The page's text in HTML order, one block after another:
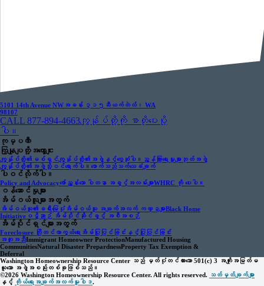
5101 14th Avenue NW အခန်း ၃၁၅ ဆီယက်တဲလ်၊ WA
98107
CALL 877-894-4663ကျွန်ုပ်တို့ကို စာတိုပေးပို့
ပါ။
ကုမ္ပဏီ
ကြှနျုပျတို့အကွောငျး
ကျွန်ုပ်တို့၏မစ်ရှင်ကျွန်ုပ်တို့၏အဖွဲ့နှင့်တွေ့ဆုံပါ။
ညွှန်ကြားရေးမှုးများဘုတ်အဖွဲ့
ကျွန်ုပ်တို့၏အဖွဲ့သို့ဝင်ရောက်ပါ။ ဖောက်သည်သက်သေခံချက်
ပါဝင်လိုက်ပါ။
Policy and Advocacyဖော်ညွှန်းသော ပါတနာ အခွင့်အလမ်းများWHRC ကို ပေးပါ။
ဝန်ဆောင်မှုများ
အိမ်ဝယ်သူများအတွက်
အိမ်ဝယ်သူ၏ခရီးမြေပုံအိမ်ဝယ်သူ အချက်အလက် ကဏ္ဍများBlack Home
Initiative ပဋိညာဉ် အိမ်ပိုင်ဆိုင်ခွင့် အစီအစဉ်
အိမ်ပိုင်ရှင်များအတွက်
Foreclosure ကြိုတင်ကာကွယ်ရေး အိမ်ပြုပြင်ခြင်းနှင့်ပြုပြင်ခြင်း
အကူအညီImmigrant Homeowner ProtectionManufactured Housing
CommunitiesNatural Disaster PrepardnessProperty Tax Exemption &
Deferral
Washington Homeownership Resource Center သည် မှတ်ပုံတင်ထားသော 501(c) 3 အကျိုးအမြတ်မ
ယူသော အဖွဲ့အစည်းတစ်ခုဖြစ်သည်။
©2026 Washington Homeownership Resource Center. All rights reserved. သတ်မှတ်ချက်များ
နှင့် ကိုယ်ရေးအချက်အလက်မူဝါဒ.